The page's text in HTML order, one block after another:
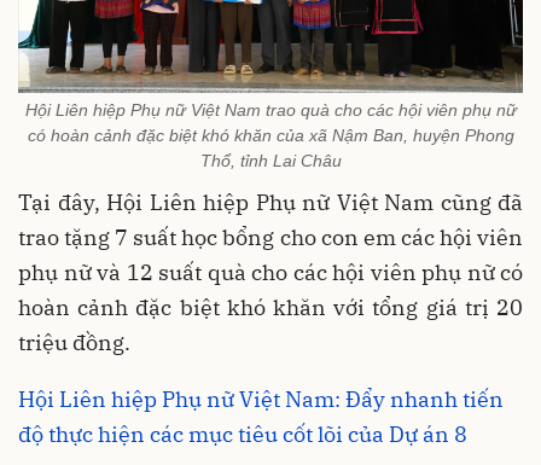
Hội Liên hiệp Phụ nữ Việt Nam trao quà cho các hội viên phụ nữ
có hoàn cảnh đặc biệt khó khăn của xã Nậm Ban, huyện Phong
Thổ, tỉnh Lai Châu
Tại đây, Hội Liên hiệp Phụ nữ Việt Nam cũng đã
trao tặng 7 suất học bổng cho con em các hội viên
phụ nữ và 12 suất quà cho các hội viên phụ nữ có
hoàn cảnh đặc biệt khó khăn với tổng giá trị 20
triệu đồng.
Hội Liên hiệp Phụ nữ Việt Nam: Đẩy nhanh tiến
độ thực hiện các mục tiêu cốt lõi của Dự án 8